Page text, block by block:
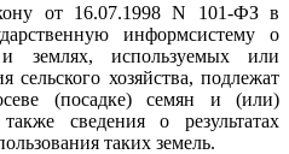
от 16.07.1998 N 101-ФЗ в
информсистему о
и землях, используемых или
сельского хозяйства, подлежат
(посадке) семян и (или)
сведения о результатах
таких земель.